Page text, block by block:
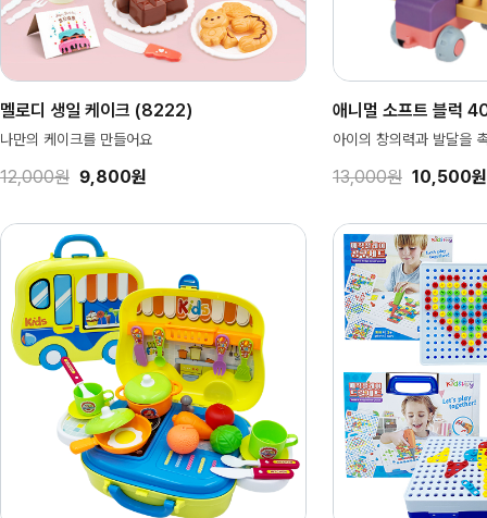
멜로디 생일 케이크 (8222)
나만의 케이크를 만들어요
12,000원 9,800원
애니멀 소프트 블럭
아이의 창의력과 발달을
13,000원 10,500원